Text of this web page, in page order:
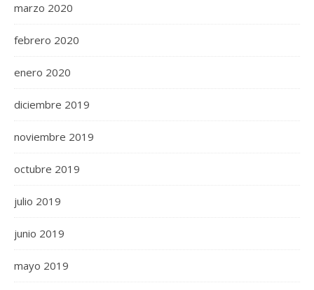
marzo 2020
febrero 2020
enero 2020
diciembre 2019
noviembre 2019
octubre 2019
julio 2019
junio 2019
mayo 2019